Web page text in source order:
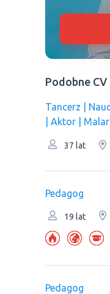
Podobne CV
Tancerz |
| Aktor |
37 lat
Pedagog
19 lat
Pedagog